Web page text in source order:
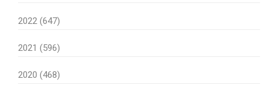
2022 (647)
2021 (596)
2020 (468)